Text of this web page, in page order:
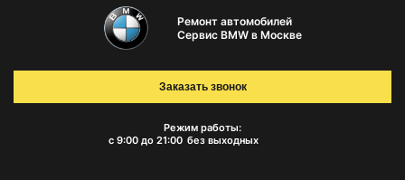
Ремонт автомобилей
Сервис BMW в Москве
Режим работы:
с 9:00 до 21:00 без выходных
Заказать звонок